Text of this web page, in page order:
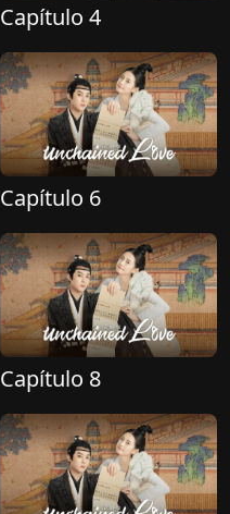
Capítulo 4
Capítulo 6
Capítulo 8